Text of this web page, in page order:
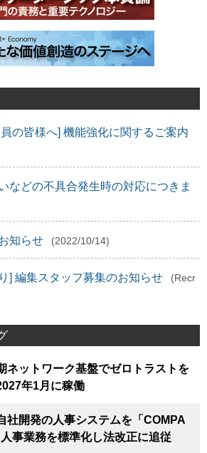
の皆様へ] 機能強化に関するご案内
などの不具合発生時の対応につきま
知らせ (2022/10/14)
] 編集スタッフ募集のお知らせ
(Recr
ネットワーク基盤でゼロトラストを
年1月に稼働
社開発の人事システムを「COMPA
事業務を標準化し法改正に追従